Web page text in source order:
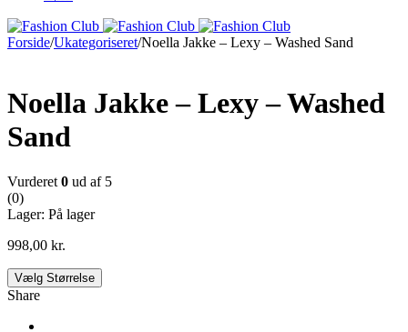
Forside/Ukategoriseret/Noella Jakke – Lexy – Washed Sand
Noella Jakke – Lexy – Washed
Sand
Vurderet 0 ud af 5
(0)
Lager: På lager
998,00 kr.
Vælg Størrelse
Share